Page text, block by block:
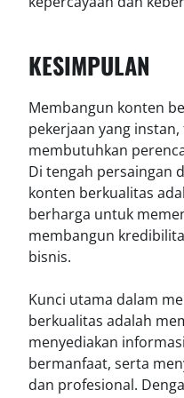
KESIMPULAN
Membangun konten
pekerjaan yang
membutuhkan
Di tengah persaingan
konten berkualitas
berharga untuk
membangun
bisnis.
Kunci utama dalam
berkualitas adalah
menyediakan
bermanfaat, serta
dan profesional.